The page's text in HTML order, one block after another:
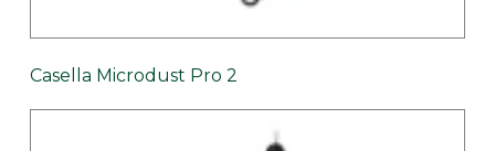
Casella Microdust Pro 2